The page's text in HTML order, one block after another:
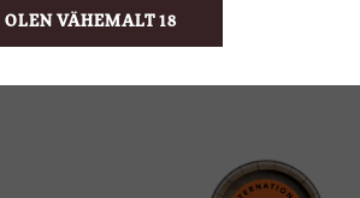
OLEN VÄHEMALT 18